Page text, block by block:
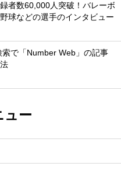
者数60,000人突破！バレーボ
球などの選手のインタビュー
索で「Number Web」の記事
ュー